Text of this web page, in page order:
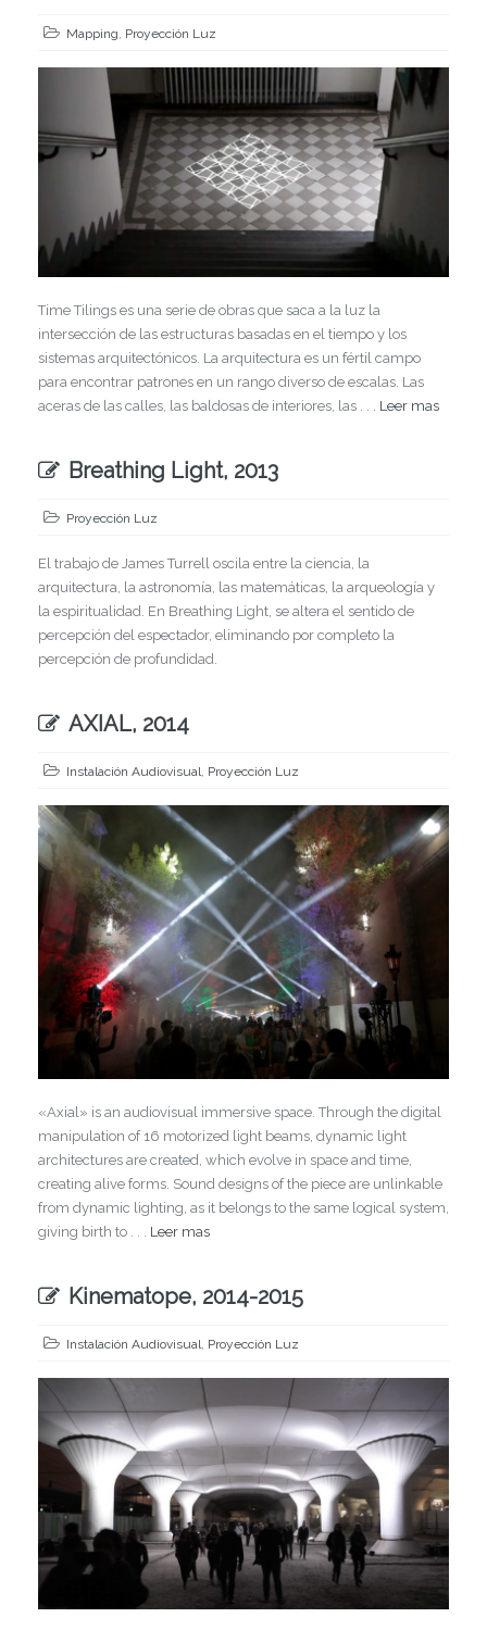
Mapping, Proyección Luz
Time Tilings es una serie de obras que saca a la luz la
intersección de las estructuras basadas en el tiempo y los
sistemas arquitectónicos. La arquitectura es un fértil campo
para encontrar patrones en un rango diverso de escalas. Las
aceras de las calles, las baldosas de interiores, las . . . Leer mas
Breathing Light, 2013
Proyección Luz
El trabajo de James Turrell oscila entre la ciencia, la
arquitectura, la astronomía, las matemáticas, la arqueología y
la espiritualidad. En Breathing Light, se altera el sentido de
percepción del espectador, eliminando por completo la
percepción de profundidad.
AXIAL, 2014
Instalación Audiovisual, Proyección Luz
«Axial» is an audiovisual immersive space. Through the digital
manipulation of 16 motorized light beams, dynamic light
architectures are created, which evolve in space and time,
creating alive forms. Sound designs of the piece are unlinkable
from dynamic lighting, as it belongs to the same logical system,
giving birth to . . . Leer mas
Kinematope, 2014-2015
Instalación Audiovisual, Proyección Luz